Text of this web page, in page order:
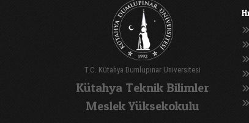
T.C. Kütahya Dumlupınar Üniversitesi
Kütahya Teknik Bilimler
Meslek Yüksekokulu